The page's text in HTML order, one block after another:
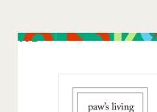
102